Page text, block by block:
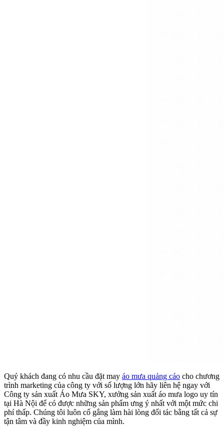
Quý khách đang có nhu cầu đặt may áo mưa quảng cáo cho chương
trình marketing của công ty với số lượng lớn hãy liên hệ ngay với
Công ty sản xuất Áo Mưa SKY, xưởng sản xuất áo mưa logo uy tín
tại Hà Nội để có được những sản phẩm ưng ý nhất với một mức chi
phí thấp. Chúng tôi luôn cố gắng làm hài lòng đối tác bằng tất cả sự
tận tâm và đầy kinh nghiệm của mình.